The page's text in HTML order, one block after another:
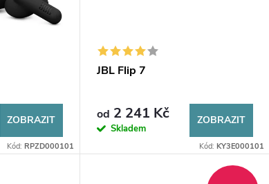
ZOBRAZIT
Kód:RPZD000101
JBL Flip 7
od 2 241 Kč
Skladem
ZOBRAZIT
Kód: KY3E000101